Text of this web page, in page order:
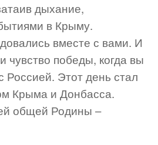
дыхание,
в Крыму.
вместе с вами. И
чувство победы, когда вы
Россией. Этот день стал
Крыма и Донбасса.
общей Родины –